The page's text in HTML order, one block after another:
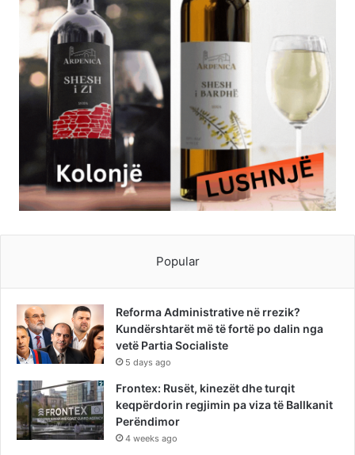
Popular
Reforma Administrative në rrezik?
Kundërshtarët më të fortë po dalin nga
vetë Partia Socialiste
5 days ago
Frontex: Rusët, kinezët dhe turqit
keqpërdorin regjimin pa viza të Ballkanit
Perëndimor
4 weeks ago